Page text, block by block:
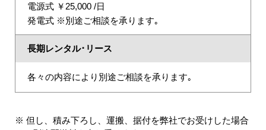
電源式 ￥25,000 /日
発電式 ※別途ご相談を承ります｡
長期レンタル･リース
各々の内容により別途ご相談を承ります｡
※ 但し、積み下ろし、運搬、据付を弊社でお受けした場合